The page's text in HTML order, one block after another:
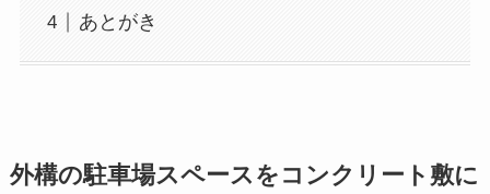
あとがき
外構の駐車場スペースをコンクリート敷に